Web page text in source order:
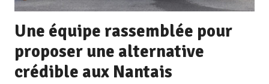
Une équipe rassemblée pour
proposer une alternative
crédible aux Nantais